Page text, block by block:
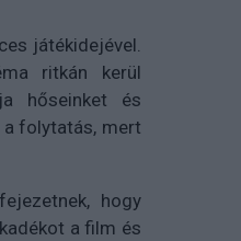
játékidejével.
ritkán kerül
hőseinket és
a folytatás, mert
hogy
a film és